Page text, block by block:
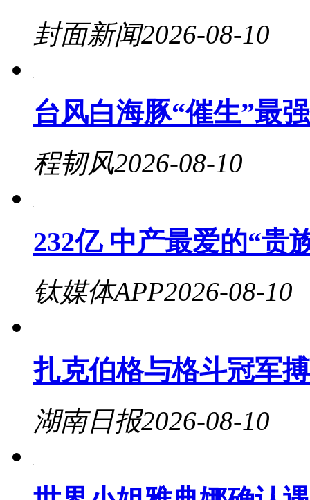
封面新闻2026-08-10
台风白海豚“催生”最
程韧风2026-08-10
232亿 中产最爱的“贵
钛媒体APP2026-08-10
扎克伯格与格斗冠军
湖南日报2026-08-10